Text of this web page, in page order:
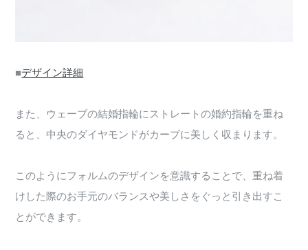
■デザイン詳細
また、ウェーブの結婚指輪にストレートの婚約指輪を重ね
ると、中央のダイヤモンドがカーブに美しく収まります。
このようにフォルムのデザインを意識することで、重ね着
けした際のお手元のバランスや美しさをぐっと引き出すこ
とができます。